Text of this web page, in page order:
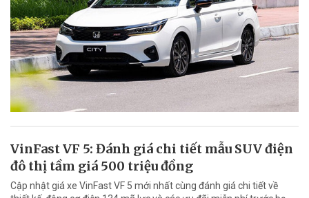
VinFast VF 5: Đánh giá chi tiết mẫu SUV điện
đô thị tầm giá 500 triệu đồng
Cập nhật giá xe VinFast VF 5 mới nhất cùng đánh giá chi tiết về